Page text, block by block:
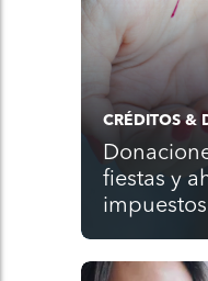
CRÉDITOS &
fiestas y
impuestos